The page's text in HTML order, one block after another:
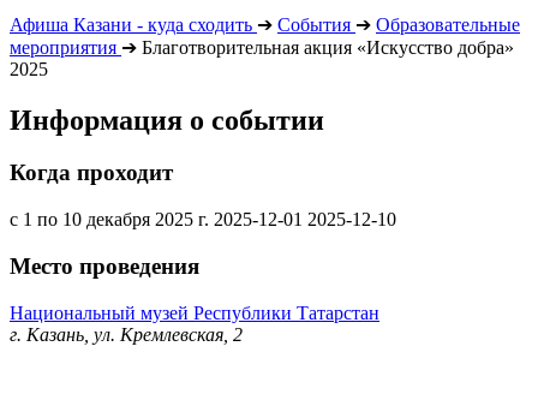
Афиша Казани - куда сходить ➔ События ➔ Образовательные
мероприятия ➔ Благотворительная акция «Искусство добра»
2025
Информация о событии
Когда проходит
с 1 по 10 декабря 2025 г. 2025-12-01 2025-12-10
Место проведения
Национальный музей Республики Татарстан
г. Казань, ул. Кремлевская, 2